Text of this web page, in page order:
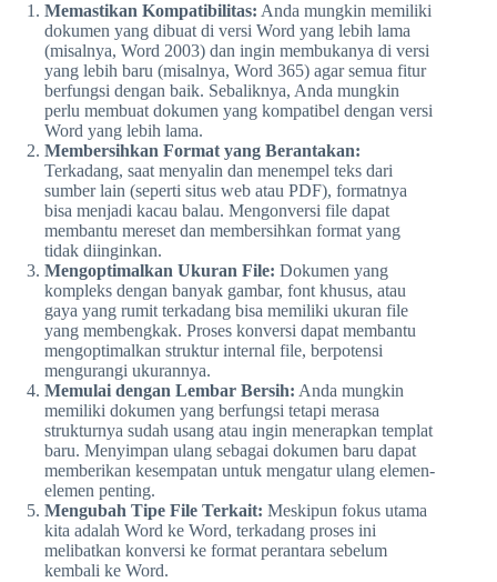
Memastikan Kompatibilitas: Anda mungkin memiliki
dokumen yang dibuat di versi Word yang lebih lama
(misalnya, Word 2003) dan ingin membukanya di versi
yang lebih baru (misalnya, Word 365) agar semua fitur
berfungsi dengan baik. Sebaliknya, Anda mungkin
perlu membuat dokumen yang kompatibel dengan versi
Word yang lebih lama.
Membersihkan Format yang Berantakan:
Terkadang, saat menyalin dan menempel teks dari
sumber lain (seperti situs web atau PDF), formatnya
bisa menjadi kacau balau. Mengonversi file dapat
membantu mereset dan membersihkan format yang
tidak diinginkan.
Mengoptimalkan Ukuran File: Dokumen yang
kompleks dengan banyak gambar, font khusus, atau
gaya yang rumit terkadang bisa memiliki ukuran file
yang membengkak. Proses konversi dapat membantu
mengoptimalkan struktur internal file, berpotensi
mengurangi ukurannya.
Memulai dengan Lembar Bersih: Anda mungkin
memiliki dokumen yang berfungsi tetapi merasa
strukturnya sudah usang atau ingin menerapkan templat
baru. Menyimpan ulang sebagai dokumen baru dapat
memberikan kesempatan untuk mengatur ulang elemen-
elemen penting.
Mengubah Tipe File Terkait: Meskipun fokus utama
kita adalah Word ke Word, terkadang proses ini
melibatkan konversi ke format perantara sebelum
kembali ke Word.